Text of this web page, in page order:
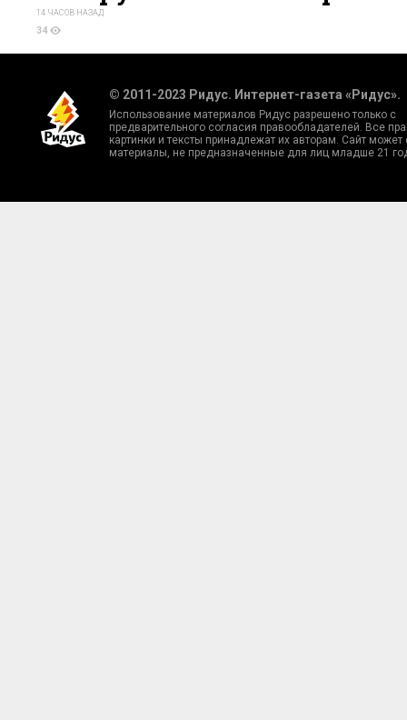
14 ЧАСОВ НАЗАД
34
© 2011-2023 Ридус. Интернет-газета «Ридус».
Использование материалов Ридус разрешено только с
предварительного согласия правообладателей. Все
картинки и тексты принадлежат их авторам. Сайт может
материалы, не предназначенные для лиц младше 21